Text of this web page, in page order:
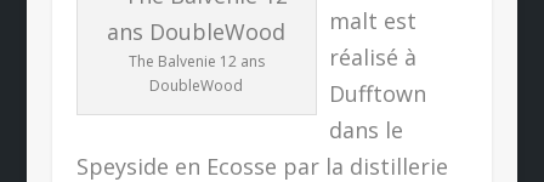
The Balvenie 12 ans
DoubleWood
malt est
réalisé à
Dufftown
dans le
Speyside en Ecosse par la distillerie